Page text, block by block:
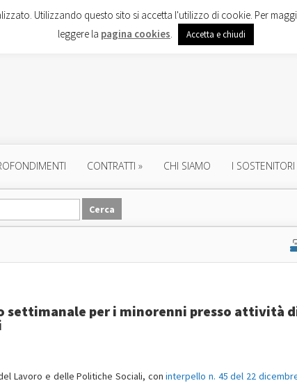
CONTRATTI » CHI SIAMO I SOSTENITORI
settimanale per i minorenni presso attività
Lavoro e delle Politiche Sociali, coninterpello n. 45 del 22
Utilizzando questo sito si accetta l'utilizzo di cookie. Per
leggere la pagina cookies. Accetta e chiudi